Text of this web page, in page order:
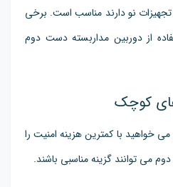
نو دارند مناسب است. برخی
از دوربین مداربسته دست دوم
کوچک
می خواهید با کمترین هزینه امنیت را
می توانند گزینه مناسبی باشند.